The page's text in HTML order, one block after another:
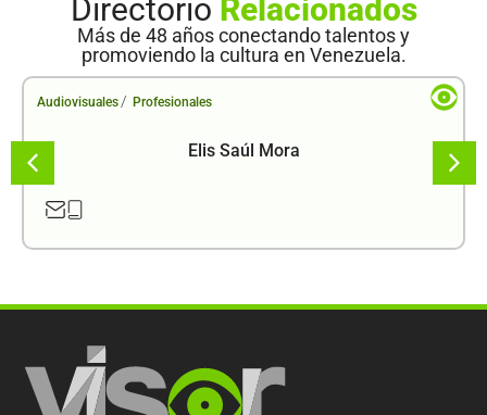
Directorio Relacionados
Más de 48 años conectando talentos y
promoviendo la cultura en Venezuela.
Audiovisuales / Profesionales
Elis Saúl Mora